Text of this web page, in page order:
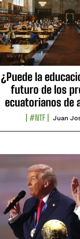
¿Puede la
futuro de los
ecuatorianos de
#NTF Juan